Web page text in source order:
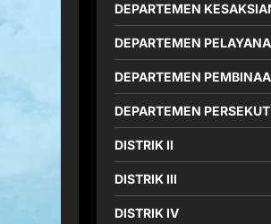
DEPARTEMEN
DEPARTEMEN
DEPARTEMEN
DEPARTEMEN
DISTRIK II
DISTRIK III
DISTRIK IV